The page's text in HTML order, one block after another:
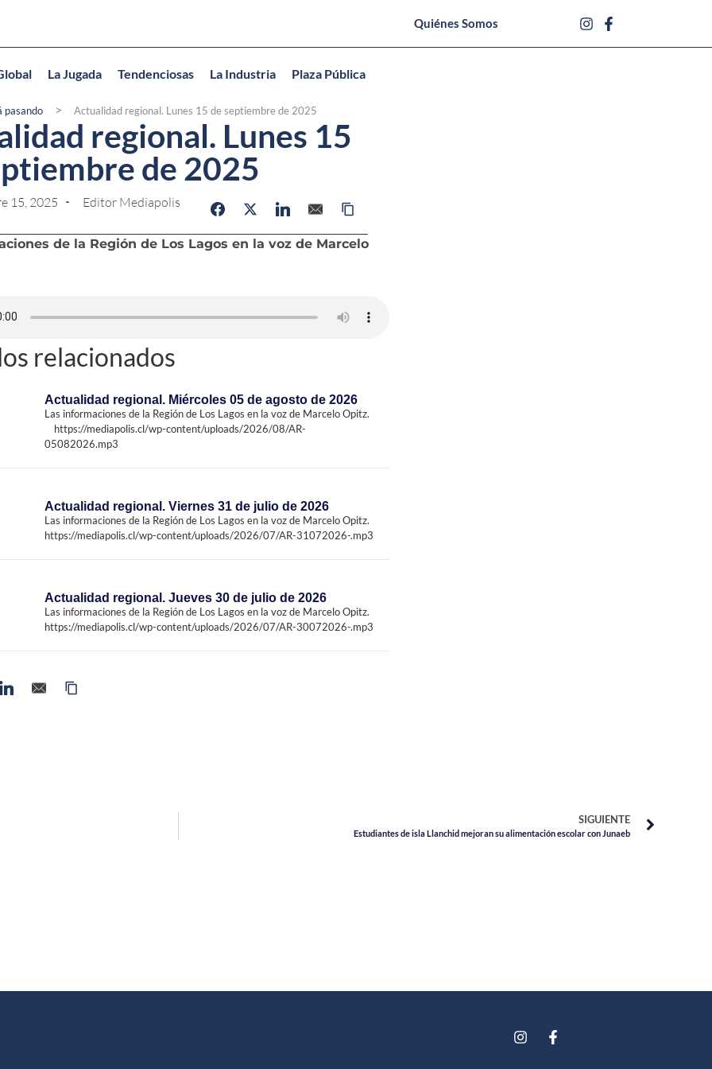
Quiénes Somos
La Jugada Tendenciosas La Industria Plaza Pública
pasando > Actualidad regional. Lunes 15 de septiembre de 2025
regional. Lunes 15
de 2025
15, 2025 Editor Mediapolis
de la Región de Los Lagos en la voz de Marcelo
relacionados
Actualidad regional. Miércoles 05 de agosto de 2026
Las informaciones de la Región de Los Lagos en la voz de Marcelo Opitz.
https://mediapolis.cl/wp-content/uploads/2026/08/AR-
05082026.mp3
Actualidad regional. Viernes 31 de julio de 2026
Las informaciones de la Región de Los Lagos en la voz de Marcelo Opitz.
https://mediapolis.cl/wp-content/uploads/2026/07/AR-31072026-.mp3
Actualidad regional. Jueves 30 de julio de 2026
Las informaciones de la Región de Los Lagos en la voz de Marcelo Opitz.
https://mediapolis.cl/wp-content/uploads/2026/07/AR-30072026-.mp3
SIGUIENTE
Estudiantes de isla Llanchid mejoran su alimentación escolar con Junaeb